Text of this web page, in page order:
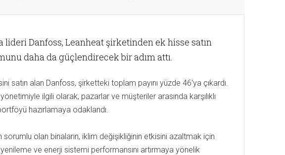
Danfoss, Leanheat şirketinden ek hisse satın
daha da güçlendirecek bir adım attı.
satın alan Danfoss, şirketteki toplam payını yüzde 46'ya çıkardı.
ilgili olarak, pazarlar ve müşteriler arasında karşılıklı
hazırlamaya odaklandı.
olan binaların, iklim değişikliğinin etkisini azaltmak için
ve enerji sistemi performansını artırmaya yönelik